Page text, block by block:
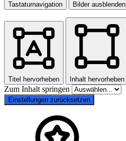
Tastaturnavigation Bilder ausblenden
Titel hervorheben Inhalt hervorheben
Zum Inhalt springen
Einstellungen zurücksetzen